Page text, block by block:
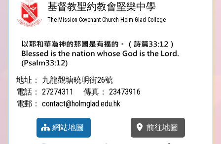
基督教聖約教會堅樂中學
The Mission Covenant Church Holm Glad College
地址：
九龍觀塘曉明街26號
電話： 27274311 傳真： 23473916
電郵： contact@holmglad.edu.hk
網站地圖 前往地圖